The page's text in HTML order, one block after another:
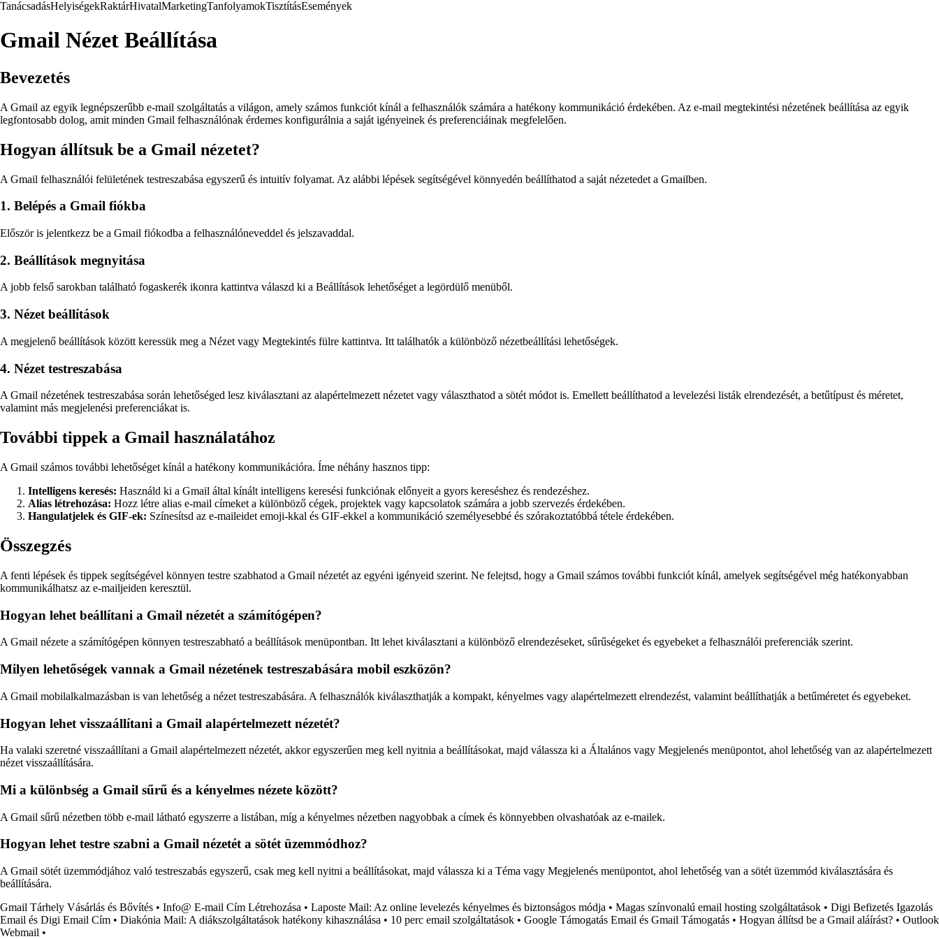
TanácsadásHelyiségekRaktárHivatalMarketingTanfolyamokTisztításEsemények
Gmail Nézet Beállítása
Bevezetés
A Gmail az egyik legnépszerűbb e-mail szolgáltatás a világon, amely számos funkciót kínál a felhasználók számára a hatékony kommunikáció érdekében. Az e-mail megtekintési nézetének beállítása az egyik
legfontosabb dolog, amit minden Gmail felhasználónak érdemes konfigurálnia a saját igényeinek és preferenciáinak megfelelően.
Hogyan állítsuk be a Gmail nézetet?
A Gmail felhasználói felületének testreszabása egyszerű és intuitív folyamat. Az alábbi lépések segítségével könnyedén beállíthatod a saját nézetedet a Gmailben.
1. Belépés a Gmail fiókba
Először is jelentkezz be a Gmail fiókodba a felhasználóneveddel és jelszavaddal.
2. Beállítások megnyitása
A jobb felső sarokban található fogaskerék ikonra kattintva válaszd ki a Beállítások lehetőséget a legördülő menüből.
3. Nézet beállítások
A megjelenő beállítások között keressük meg a Nézet vagy Megtekintés fülre kattintva. Itt találhatók a különböző nézetbeállítási lehetőségek.
4. Nézet testreszabása
A Gmail nézetének testreszabása során lehetőséged lesz kiválasztani az alapértelmezett nézetet vagy választhatod a sötét módot is. Emellett beállíthatod a levelezési listák elrendezését, a betűtípust és méretet,
valamint más megjelenési preferenciákat is.
További tippek a Gmail használatához
A Gmail számos további lehetőséget kínál a hatékony kommunikációra. Íme néhány hasznos tipp:
Intelligens keresés: Használd ki a Gmail által kínált intelligens keresési funkciónak előnyeit a gyors kereséshez és rendezéshez.
Alias létrehozása: Hozz létre alias e-mail címeket a különböző cégek, projektek vagy kapcsolatok számára a jobb szervezés érdekében.
Hangulatjelek és GIF-ek: Színesítsd az e-maileidet emoji-kkal és GIF-ekkel a kommunikáció személyesebbé és szórakoztatóbbá tétele érdekében.
Összegzés
A fenti lépések és tippek segítségével könnyen testre szabhatod a Gmail nézetét az egyéni igényeid szerint. Ne felejtsd, hogy a Gmail számos további funkciót kínál, amelyek segítségével még hatékonyabban
kommunikálhatsz az e-mailjeiden keresztül.
Hogyan lehet beállítani a Gmail nézetét a számítógépen?
A Gmail nézete a számítógépen könnyen testreszabható a beállítások menüpontban. Itt lehet kiválasztani a különböző elrendezéseket, sűrűségeket és egyebeket a felhasználói preferenciák szerint.
Milyen lehetőségek vannak a Gmail nézetének testreszabására mobil eszközön?
A Gmail mobilalkalmazásban is van lehetőség a nézet testreszabására. A felhasználók kiválaszthatják a kompakt, kényelmes vagy alapértelmezett elrendezést, valamint beállíthatják a betűméretet és egyebeket.
Hogyan lehet visszaállítani a Gmail alapértelmezett nézetét?
Ha valaki szeretné visszaállítani a Gmail alapértelmezett nézetét, akkor egyszerűen meg kell nyitnia a beállításokat, majd válassza ki a Általános vagy Megjelenés menüpontot, ahol lehetőség van az alapértelmezett
nézet visszaállítására.
Mi a különbség a Gmail sűrű és a kényelmes nézete között?
A Gmail sűrű nézetben több e-mail látható egyszerre a listában, míg a kényelmes nézetben nagyobbak a címek és könnyebben olvashatóak az e-mailek.
Hogyan lehet testre szabni a Gmail nézetét a sötét üzemmódhoz?
A Gmail sötét üzemmódjához való testreszabás egyszerű, csak meg kell nyitni a beállításokat, majd válassza ki a Téma vagy Megjelenés menüpontot, ahol lehetőség van a sötét üzemmód kiválasztására és
beállítására.
Gmail Tárhely Vásárlás és Bővítés • Info@ E-mail Cím Létrehozása • Laposte Mail: Az online levelezés kényelmes és biztonságos módja • Magas színvonalú email hosting szolgáltatások • Digi Befizetés Igazolás
Email és Digi Email Cím • Diakónia Mail: A diákszolgáltatások hatékony kihasználása • 10 perc email szolgáltatások • Google Támogatás Email és Gmail Támogatás • Hogyan állítsd be a Gmail aláírást? • Outlook
Webmail •